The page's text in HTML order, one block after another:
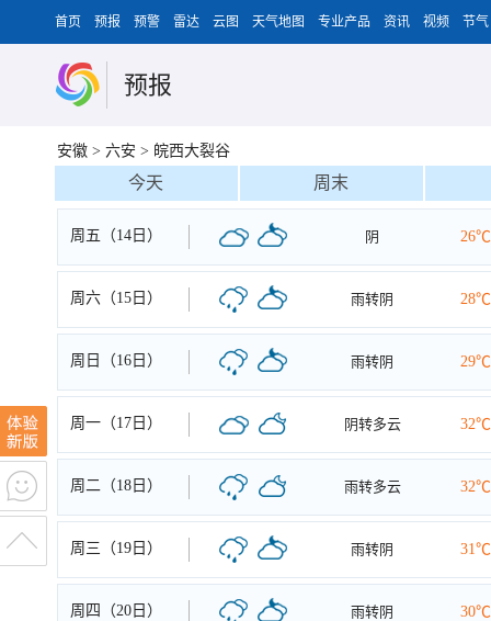
首页 预报 预警 雷达 云图 天气地图 专业产品 资讯 视频 节气
预报
安徽 > 六安 > 皖西大裂谷
今天 周末
周五（14日） 阴 26℃
周六（15日） 雨转阴 28℃
周日（16日） 雨转阴 29℃
周一（17日） 阴转多云 32℃
周二（18日） 雨转多云 32℃
周三（19日） 雨转阴 31℃
周四（20日） 雨转阴 30℃